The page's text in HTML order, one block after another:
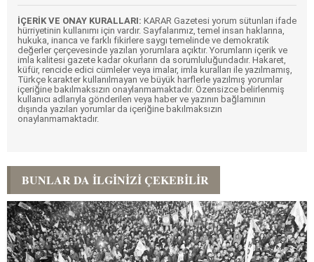
İÇERİK VE ONAY KURALLARI: KARAR Gazetesi yorum sütunları ifade
hürriyetinin kullanımı için vardır. Sayfalarımız, temel insan haklarına,
hukuka, inanca ve farklı fikirlere saygı temelinde ve demokratik
değerler çerçevesinde yazılan yorumlara açıktır. Yorumların içerik ve
imla kalitesi gazete kadar okurların da sorumluluğundadır. Hakaret,
küfür, rencide edici cümleler veya imalar, imla kuralları ile yazılmamış,
Türkçe karakter kullanılmayan ve büyük harflerle yazılmış yorumlar
içeriğine bakılmaksızın onaylanmamaktadır. Özensizce belirlenmiş
kullanıcı adlarıyla gönderilen veya haber ve yazının bağlamının
dışında yazılan yorumlar da içeriğine bakılmaksızın
onaylanmamaktadır.
BUNLAR DA İLGINIZI ÇEKEBILIR